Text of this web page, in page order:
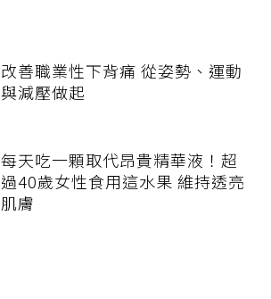
改善職業性下背痛 從姿勢、運動
與減壓做起
每天吃一顆取代昂貴精華液！超
過40歲女性食用這水果 維持透亮
肌膚